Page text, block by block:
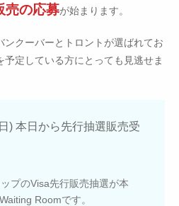
売の応募が始まります。
ンクーバーとトロントが選ばれてお
予定している方にとっても見逃せま
) 本日から先行抽選販売受
プのVisa先行販売抽選が本
Roomです。